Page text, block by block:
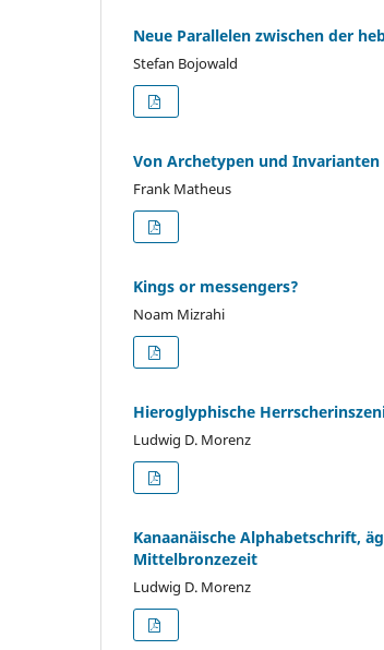
Neue Parallelen zwischen der
Stefan Bojowald
Von Archetypen und
Frank Matheus
Kings or messengers?
Noam Mizrahi
Hieroglyphische
Ludwig D. Morenz
Kanaanäische Alphabetschrift,
Mittelbronzezeit
Ludwig D. Morenz